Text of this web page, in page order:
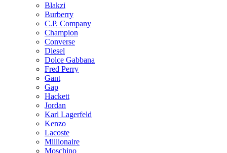
Blakzi
Burberry
C.P. Company
Champion
Converse
Diesel
Dolce Gabbana
Fred Perry
Gant
Gap
Hackett
Jordan
Karl Lagerfeld
Kenzo
Lacoste
Millionaire
Moschino